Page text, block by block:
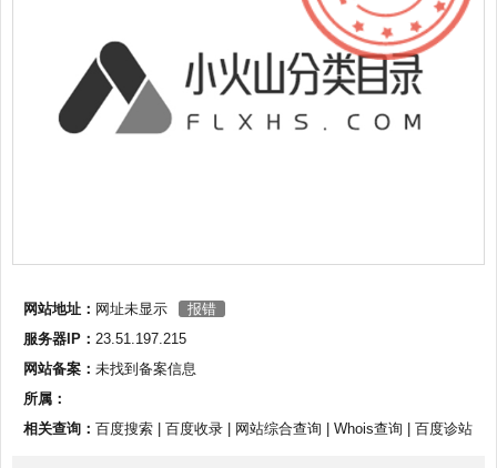
网站地址： 网址未显示
报错
服务器IP： 23.51.197.215
网站备案： 未找到备案信息
所属：
相关查询： 百度搜索 百度收录 网站综合查询 Whois查询 百度诊站